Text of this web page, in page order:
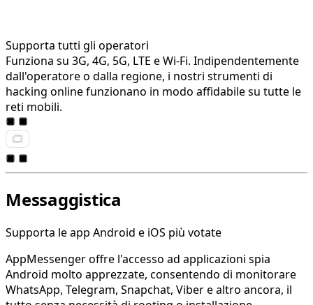
Supporta tutti gli operatori
Funziona su 3G, 4G, 5G, LTE e Wi-Fi. Indipendentemente
dall'operatore o dalla regione, i nostri strumenti di
hacking online funzionano in modo affidabile su tutte le
reti mobili.
Messaggistica
Supporta le app Android e iOS più votate
AppMessenger offre l'accesso ad applicazioni spia
Android molto apprezzate, consentendo di monitorare
WhatsApp, Telegram, Snapchat, Viber e altro ancora, il